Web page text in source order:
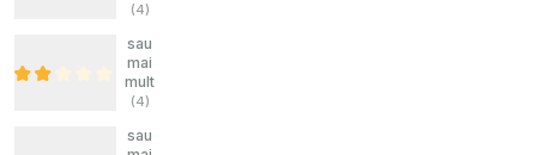
(4)
sau
mai
mult
(4)
sau